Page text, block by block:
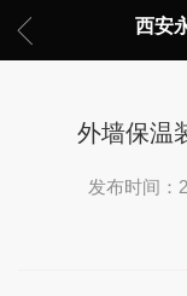
西安
外墙保温
发布时间：